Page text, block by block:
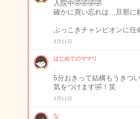
入院中🤣🤣🤣🤣
確かに買い忘れは…旦那に
ぶっこきチャンピオンに任
3月11日
はじめてのママリ
5分おきって結構もうきつ
気をつけます🤣！笑
3月11日
な